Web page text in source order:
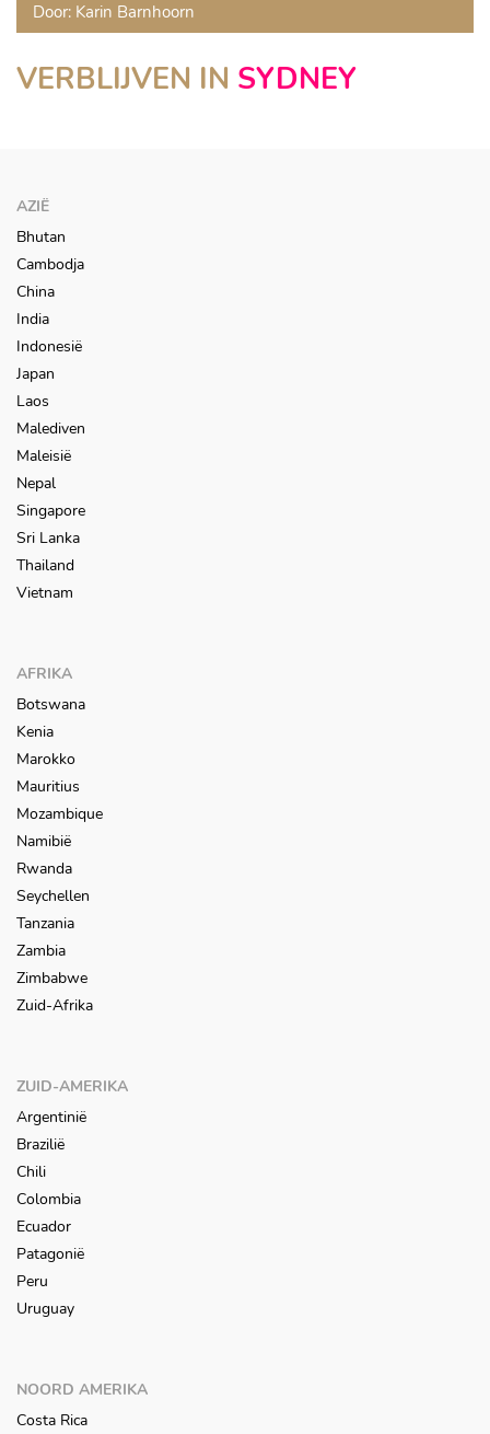
Door: Karin Barnhoorn
VERBLIJVEN IN SYDNEY
PARK HYATT SYDNEY
Sydney
AZIË
Bhutan
Cambodja
China
India
Indonesië
Japan
Laos
Malediven
Maleisië
Nepal
Singapore
Sri Lanka
Thailand
Vietnam
AFRIKA
Botswana
Kenia
Marokko
Mauritius
Mozambique
Namibië
Rwanda
Seychellen
Tanzania
Zambia
Zimbabwe
Zuid-Afrika
ZUID-AMERIKA
Argentinië
Brazilië
Chili
Colombia
Ecuador
Patagonië
Peru
Uruguay
NOORD AMERIKA
Costa Rica